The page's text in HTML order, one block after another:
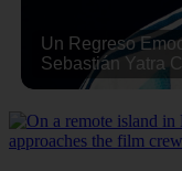
Un Regreso
Sebastián Yatra